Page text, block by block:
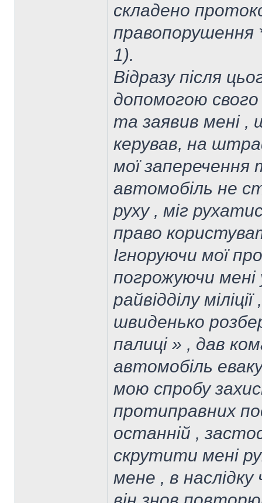
складено
правопорушення
1).
Відразу після
допомогою
та заявив мені ,
керував, на
мої
автомобіль не
руху , міг
право
Ігноруючи мої
погрожуючи мені
райвідділу
швиденько
палиці » , дав
автомобіль
мою спробу
протиправних
останній ,
скрутити мені
мене , в